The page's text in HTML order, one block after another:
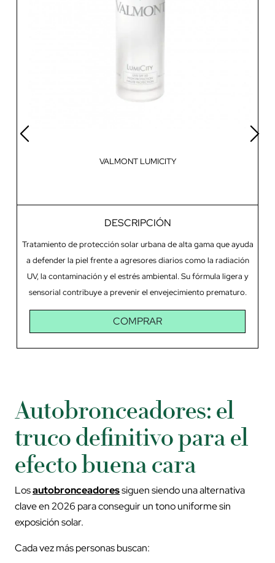
VALMONT LUMICITY
DESCRIPCIÓN
Tratamiento de protección solar urbana de alta gama que ayuda
a defender la piel frente a agresores diarios como la radiación
UV, la contaminación y el estrés ambiental. Su fórmula ligera y
sensorial contribuye a prevenir el envejecimiento prematuro.
COMPRAR
Autobronceadores: el
truco definitivo para el
efecto buena cara
Losautobronceadoressiguen siendo una alternativa
clave en 2026 para conseguir un tono uniforme sin
exposición solar.
Cada vez más personas buscan: